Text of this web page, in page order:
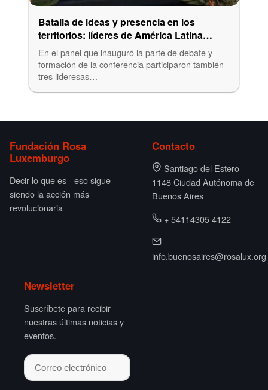
Batalla de ideas y presencia en los
territorios: líderes de América Latina
dialogan sobre agendas de base para
frenar a la extrema derecha
En el panel que inauguró la parte de debate y
formación de la conferencia participaron también
tres lideresas…
Fundación Rosa
Luxemburgo
Decir lo que es - eso sigue
siendo la acción más
revolucionaria
Contacto
Santiago del Estero
1148 Ciudad Autónoma de
Buenos Aires
+ 54114305 4122
info.buenosaires@rosalux.org
Newsletter
Suscríbete para recibir
nuestras últimas noticias y
eventos.